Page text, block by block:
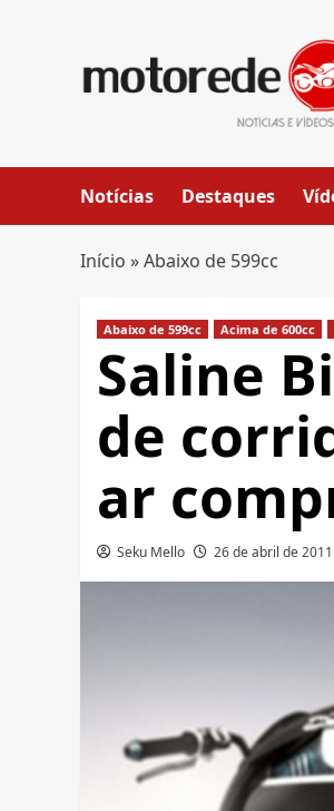
Notícias Destaques
Início »Abaixo de 599cc
Abaixo de 599cc Acima de 600cc
Saline
de
ar
Seku Mello 26 de abril de 2011